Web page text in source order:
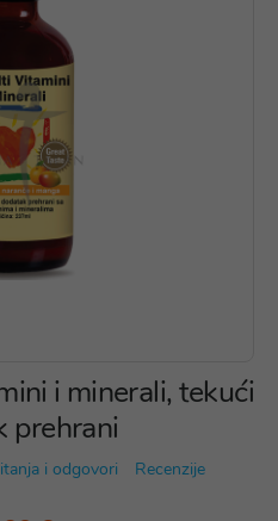
i minerali, tekući
prehrani
i odgovori Recenzije